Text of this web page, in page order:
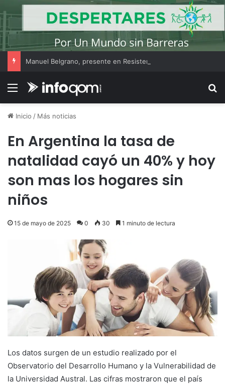
Menú
Inicio / Más noticias
En Argentina la tasa de
natalidad cayó un 40% y hoy
son mas los hogares sin
niños
15 de mayo de 2025 0 30 1 minuto de lectura
Los datos surgen de un estudio realizado por el
Observatorio del Desarrollo Humano y la Vulnerabilidad de
la Universidad Austral. Las cifras mostraron que el país